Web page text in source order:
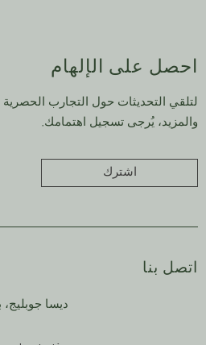
احصل على الإلهام
لتلقي التحديثات حول التجارب الحصرية
والمزيد، يُرجى تسجيل اهتمامك.
اشترك
اتصل بنا
ديسا جوبليج،